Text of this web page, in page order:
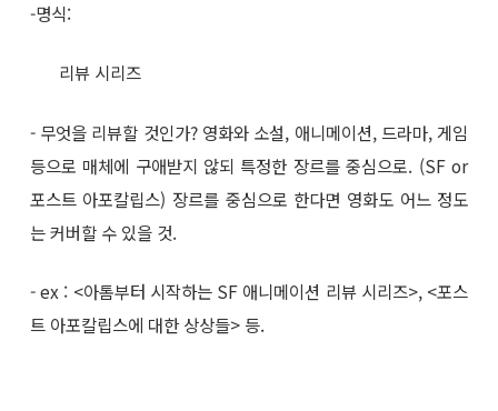
-명식:
리뷰 시리즈
- 무엇을 리뷰할 것인가? 영화와 소설, 애니메이션, 드라마, 게임
등으로 매체에 구애받지 않되 특정한 장르를 중심으로. (SF or
포스트 아포칼립스) 장르를 중심으로 한다면 영화도 어느 정도
는 커버할 수 있을 것.
- ex : <아톰부터 시작하는 SF 애니메이션 리뷰 시리즈>, <포스
트 아포칼립스에 대한 상상들> 등.